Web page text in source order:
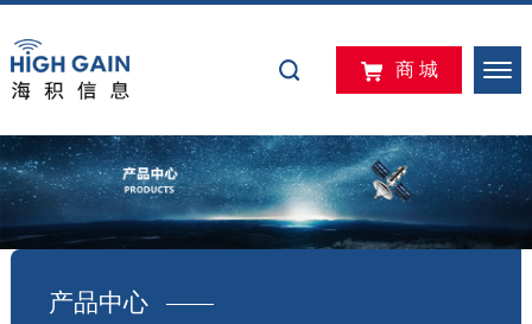
商 城
产品中心